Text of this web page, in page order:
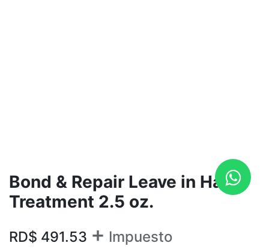
Bond & Repair Leave in Hair
Treatment 2.5 oz.
RD$ 491.53 + Impuesto